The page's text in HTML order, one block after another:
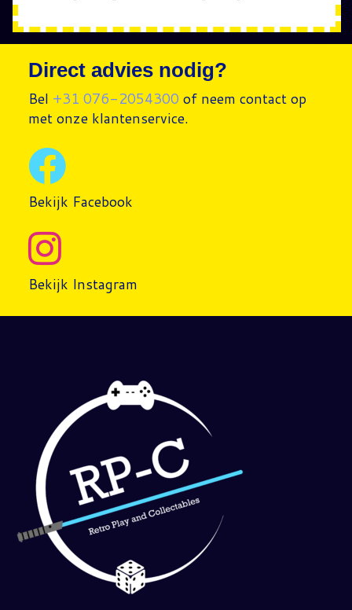
Direct advies nodig?
Bel +31 076-2054300 of neem contact op
met onze klantenservice.
Bekijk Facebook
Bekijk Instagram